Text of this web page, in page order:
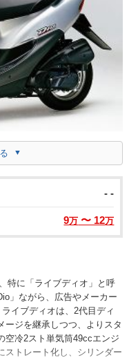
- -
9万 〜 12万
特に「ライブディオ」と呼
」ながら、広告やメーカー
イブディオは、2代目ディ
ージを継承しつつ、よりスタ
空冷2スト単気筒49ccエンジ
ストレート化し、シリンダー